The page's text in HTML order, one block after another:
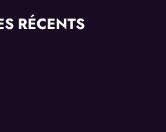
RÉCENTS